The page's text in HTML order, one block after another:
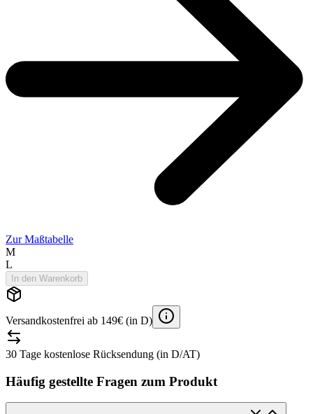
Zur Maßtabelle
M
L
In den Warenkorb
Versandkostenfrei ab 149€ (in D)
30 Tage kostenlose Rücksendung (in D/AT)
Häufig gestellte Fragen zum Produkt